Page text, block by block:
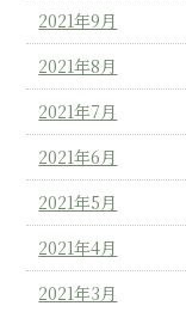
2021年9月
2021年8月
2021年7月
2021年6月
2021年5月
2021年4月
2021年3月